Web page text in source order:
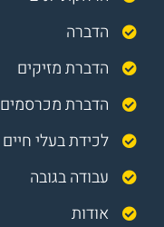
הדברה
הדברת מזיקים
הדברת מכרסמים
לכידת בעלי חיים
עבודה בגובה
אודות